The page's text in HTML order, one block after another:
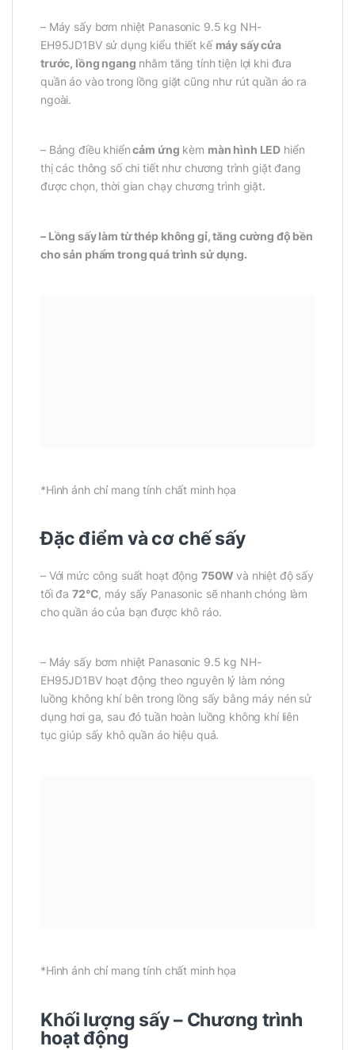
– Máy sấy bơm nhiệt Panasonic 9.5 kg NH-
EH95JD1BV sử dụng kiểu thiết kế máy sấy cửa
trước, lồng ngang nhằm tăng tính tiện lợi khi đưa
quần áo vào trong lồng giặt cũng như rút quần áo ra
ngoài.
– Bảng điều khiểncảm ứng kèm màn hình LED hiển
thị các thông số chi tiết như chương trình giặt đang
được chọn, thời gian chạy chương trình giặt.
– Lồng sấy làm từ thép không gỉ, tăng cường độ bền
cho sản phẩm trong quá trình sử dụng.
*Hình ảnh chỉ mang tính chất minh họa
Đặc điểm và cơ chế sấy
– Với mức công suất hoạt động 750Wvà nhiệt độ sấy
tối đa72°C, máy sấy Panasonic sẽ nhanh chóng làm
cho quần áo của bạn được khô ráo.
– Máy sấy bơm nhiệt Panasonic 9.5 kg NH-
EH95JD1BV hoạt động theo nguyên lý làm nóng
luồng không khí bên trong lồng sấy bằng máy nén sử
dụng hơi ga, sau đó tuần hoàn luồng không khí liên
tục giúp sấy khô quần áo hiệu quả.
*Hình ảnh chỉ mang tính chất minh họa
Khối lượng sấy – Chương trình
hoạt động